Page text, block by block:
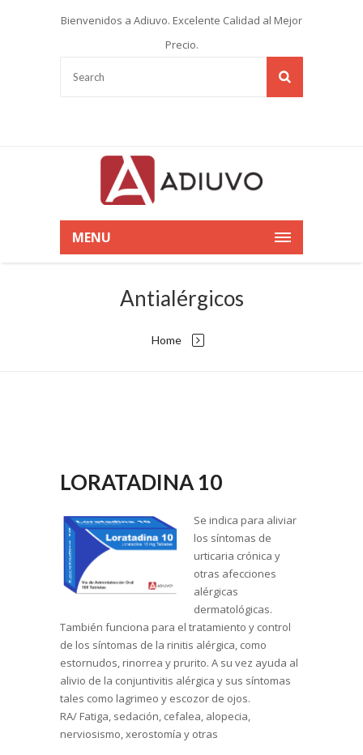
Bienvenidos a Adiuvo. Excelente Calidad al Mejor
Precio.
MENU
Antialérgicos
Home
LORATADINA 10
Se indica para aliviar
los síntomas de
urticaria crónica y
otras afecciones
alérgicas
dermatológicas.
También funciona para el tratamiento y control
de los síntomas de la rinitis alérgica, como
estornudos, rinorrea y prurito. A su vez ayuda al
alivio de la conjuntivitis alérgica y sus síntomas
tales como lagrimeo y escozor de ojos.
RA/ Fatiga, sedación, cefalea, alopecia,
nerviosismo, xerostomía y otras